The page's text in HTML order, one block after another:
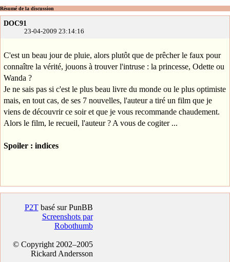
Résumé de la discussion
DOC91
23-04-2009 23:14:16
C'est un beau jour de pluie, alors plutôt que de prêcher le faux pour
connaître la vérité, jouons à trouver l'intruse : la princesse, Odette ou
Wanda ?
Je ne sais pas si c'est le plus beau livre du monde ou le plus optimiste
mais, en tout cas, de ses 7 nouvelles, l'auteur a tiré un film que je
viens de découvrir ce soir et que je vous recommande chaudement.
Alors le film, le recueil, l'auteur ? A vous de cogiter ...
Spoiler : indices
P2Tbasé sur PunBB
Screenshots par
Robothumb
© Copyright 2002–2005
Rickard Andersson